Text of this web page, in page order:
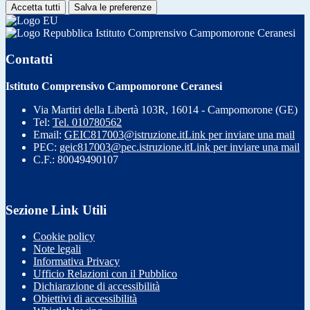
Accetta tutti Salva le preferenze
Istituto Comprensivo Campomorone Ceranesi
Contatti
Istituto Comprensivo Campomorone Ceranesi
Via Martiri della Libertà 103R, 16014 - Campomorone (GE)
Tel: Tel. 010780562
Email: GEIC817003@istruzione.itLink per inviare una mail
PEC: geic817003@pec.istruzione.itLink per inviare una mail
C.F.: 80049490107
Sezione Link Utili
Cookie policy
Note legali
Informativa Privacy
Ufficio Relazioni con il Pubblico
Dichiarazione di accessibilità
Obiettivi di accessibilità